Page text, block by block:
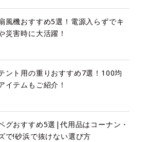
風機おすすめ5選！電源入らずでキ
災害時に大活躍！
ント用の重りおすすめ7選！100均
イテムもご紹介！
グおすすめ5選|代用品はコーナン・
で!砂浜で抜けない選び方